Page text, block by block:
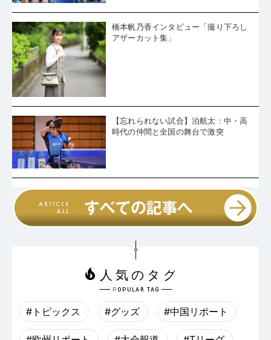
橋本帆乃香インタビュー「撮り下ろし
アザーカット集」
【忘れられない試合】泊航太：中・高
時代の仲間と全国の舞台で激突
#トピックス #グッズ #中国リポート